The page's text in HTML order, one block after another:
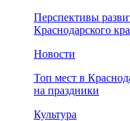
Перспективы
Краснодарского
Новости
Топ мест в
на праздники
Культура